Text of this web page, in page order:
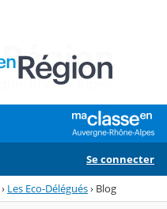
Se connecter
› Les Eco-Délégués› Blog